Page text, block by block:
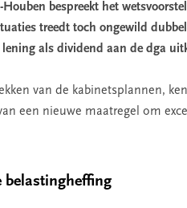
bespreekt het
treedt toch ongewild
als dividend aan de dga
van de kabinetsplannen,
een nieuwe maatregel om
belastingheffing